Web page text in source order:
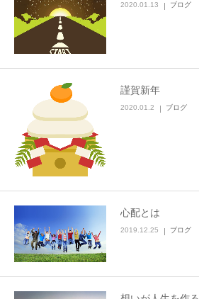
2020.01.13 ブログ
謹賀新年
2020.01.2 ブログ
心配とは
2019.12.25 ブログ